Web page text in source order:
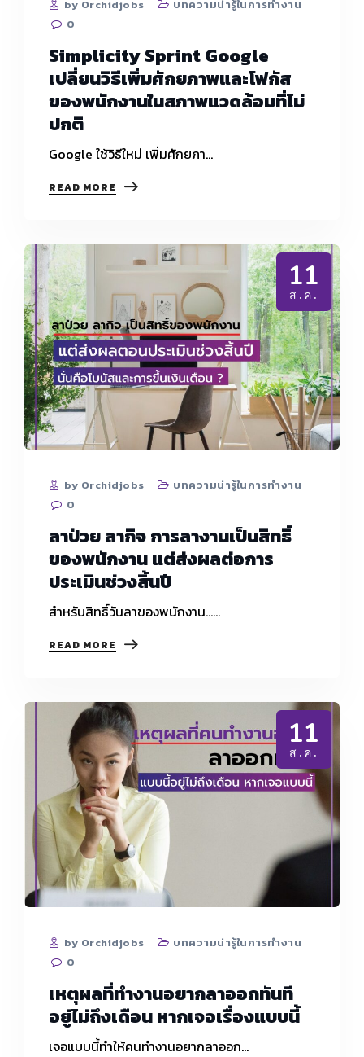
by Orchidjobs
บทความน่ารู้ในการทำงาน
0
​Simplicity Sprint Google
เปลี่ยนวิธีเพิ่มศักยภาพและโฟกัส
ของพนักงานในสภาพแวดล้อมที่ไม่
ปกติ
Google ใช้วิธีใหม่ เพิ่มศักยภา…
READ MORE
เปลี่ยน
เพิ่ม
และ
โฟกัส
ของ
พนักงาน
ใน
สภาพ
แวดล้อม
ปกติ
11
ส.ค.
by Orchidjobs
บทความน่ารู้ในการทำงาน
0
ลาป่วย ลากิจ การลางานเป็นสิทธิ์
ของพนักงาน แต่ส่งผลต่อการ
ประเมินช่วงสิ้นปี
สำหรับสิทธิ์วันลาของพนักงาน...…
READ MORE ลา
การ
ลา
งาน
เป็น
สิทธิ์
ของ
พนักงาน
แต่
ส่ง
ผล
ต่อ
การ
ประเมิน
ช่วง
สิ้น
11
ส.ค.
by Orchidjobs
บทความน่ารู้ในการทำงาน
0
เหตุผลที่ทำงานอยากลาออกทันที
อยู่ไม่ถึงเดือน หากเจอเรื่องแบบนี้
เจอแบบนี้ทำให้คนทำงานอยากลาออก…